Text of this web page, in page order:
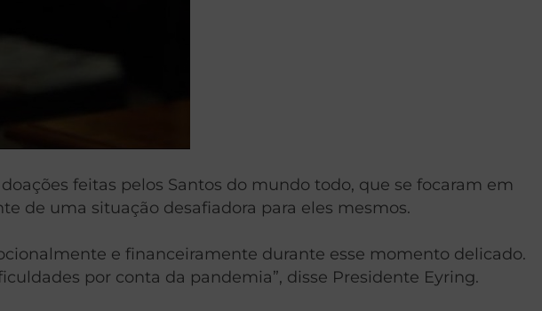
feitas pelos Santos do mundo todo, que se focaram em
de uma situação desafiadora para eles mesmos.
e financeiramente durante esse momento delicado.
por conta da pandemia”, disse Presidente Eyring.